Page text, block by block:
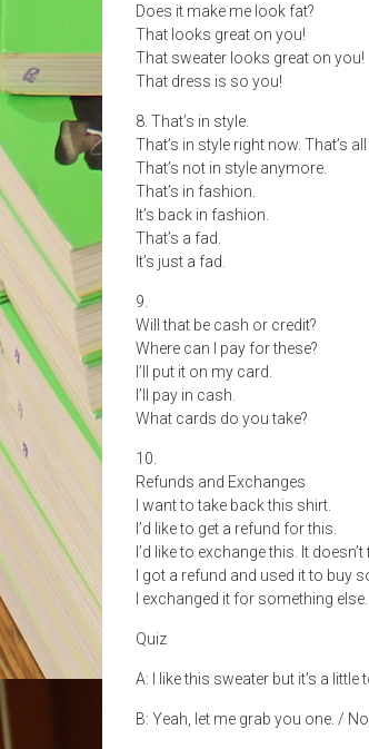
Does it make me look fat?
That looks great on you!
That sweater looks great on you!
That dress is so you!
8. That’s in style.
That’s in style right now. That’s
That’s not in style anymore.
That’s in fashion.
It’s back in fashion.
That’s a fad.
It’s just a fad.
9.
Will that be cash or credit?
Where can I pay for these?
I’ll put it on my card.
I’ll pay in cash.
What cards do you take?
10.
Refunds and Exchanges
I want to take back this shirt.
I’d like to get a refund for this.
I’d like to exchange this. It
I got a refund and used it to buy
I exchanged it for something else.
Quiz
A: I like this sweater but it’s a
B: Yeah, let me grab you one. /